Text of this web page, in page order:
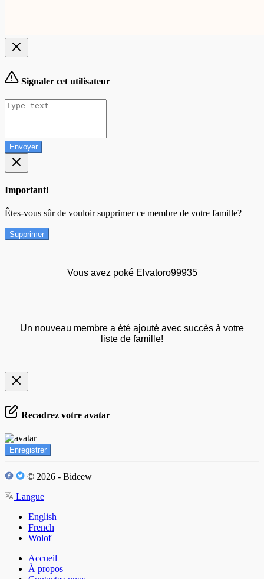
Signaler cet utilisateur
Envoyer
Important!
Êtes-vous sûr de vouloir supprimer ce membre de votre famille?
Supprimer
Vous avez poké Elvatoro99935
Un nouveau membre a été ajouté avec succès à votre
liste de famille!
Recadrez votre avatar
Enregistrer
© 2026 - Bideew
Langue
English
French
Wolof
Accueil
À propos